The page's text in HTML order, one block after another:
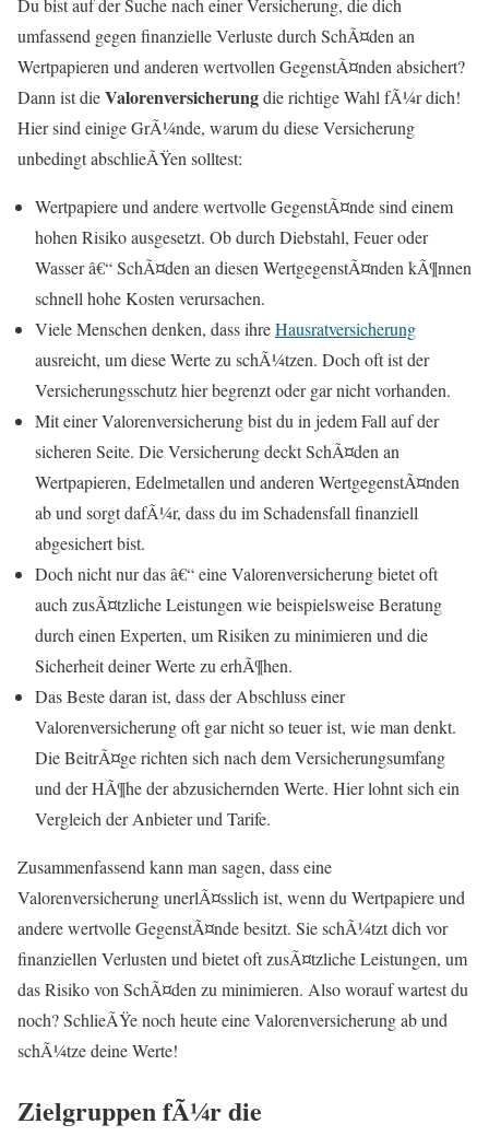
Du bist auf der Suche nach einer Versicherung, die dich
umfassend gegen finanzielle Verluste durch SchÃ¤den an
Wertpapieren und anderen wertvollen GegenstÃ¤nden absichert?
Dann ist dieValorenversicherungdie richtige Wahl fÃ¼r dich!
Hier sind einige GrÃ¼nde, warum du diese Versicherung
unbedingt abschlieÃŸen solltest:
Wertpapiere und andere wertvolle GegenstÃ¤nde sind einem
hohen Risiko ausgesetzt. Ob durch Diebstahl, Feuer oder
Wasser â€“ SchÃ¤den an diesen WertgegenstÃ¤nden kÃ¶nnen
schnell hohe Kosten verursachen.
Viele Menschen denken, dass ihreHausratversicherung
ausreicht, um diese Werte zu schÃ¼tzen. Doch oft ist der
Versicherungsschutz hier begrenzt oder gar nicht vorhanden.
Mit einer Valorenversicherung bist du in jedem Fall auf der
sicheren Seite. Die Versicherung deckt SchÃ¤den an
Wertpapieren, Edelmetallen und anderen WertgegenstÃ¤nden
ab und sorgt dafÃ¼r, dass du im Schadensfall finanziell
abgesichert bist.
Doch nicht nur das â€“ eine Valorenversicherung bietet oft
auch zusÃ¤tzliche Leistungen wie beispielsweise Beratung
durch einen Experten, um Risiken zu minimieren und die
Sicherheit deiner Werte zu erhÃ¶hen.
Das Beste daran ist, dass der Abschluss einer
Valorenversicherung oft gar nicht so teuer ist, wie man denkt.
Die BeitrÃ¤ge richten sich nach dem Versicherungsumfang
und der HÃ¶he der abzusichernden Werte. Hier lohnt sich ein
Vergleich der Anbieter und Tarife.
Zusammenfassend kann man sagen, dass eine
Valorenversicherung unerlÃ¤sslich ist, wenn du Wertpapiere und
andere wertvolle GegenstÃ¤nde besitzt. Sie schÃ¼tzt dich vor
finanziellen Verlusten und bietet oft zusÃ¤tzliche Leistungen, um
das Risiko von SchÃ¤den zu minimieren. Also worauf wartest du
noch? SchlieÃŸe noch heute eine Valorenversicherung ab und
schÃ¼tze deine Werte!
Zielgruppen fÃ¼r die